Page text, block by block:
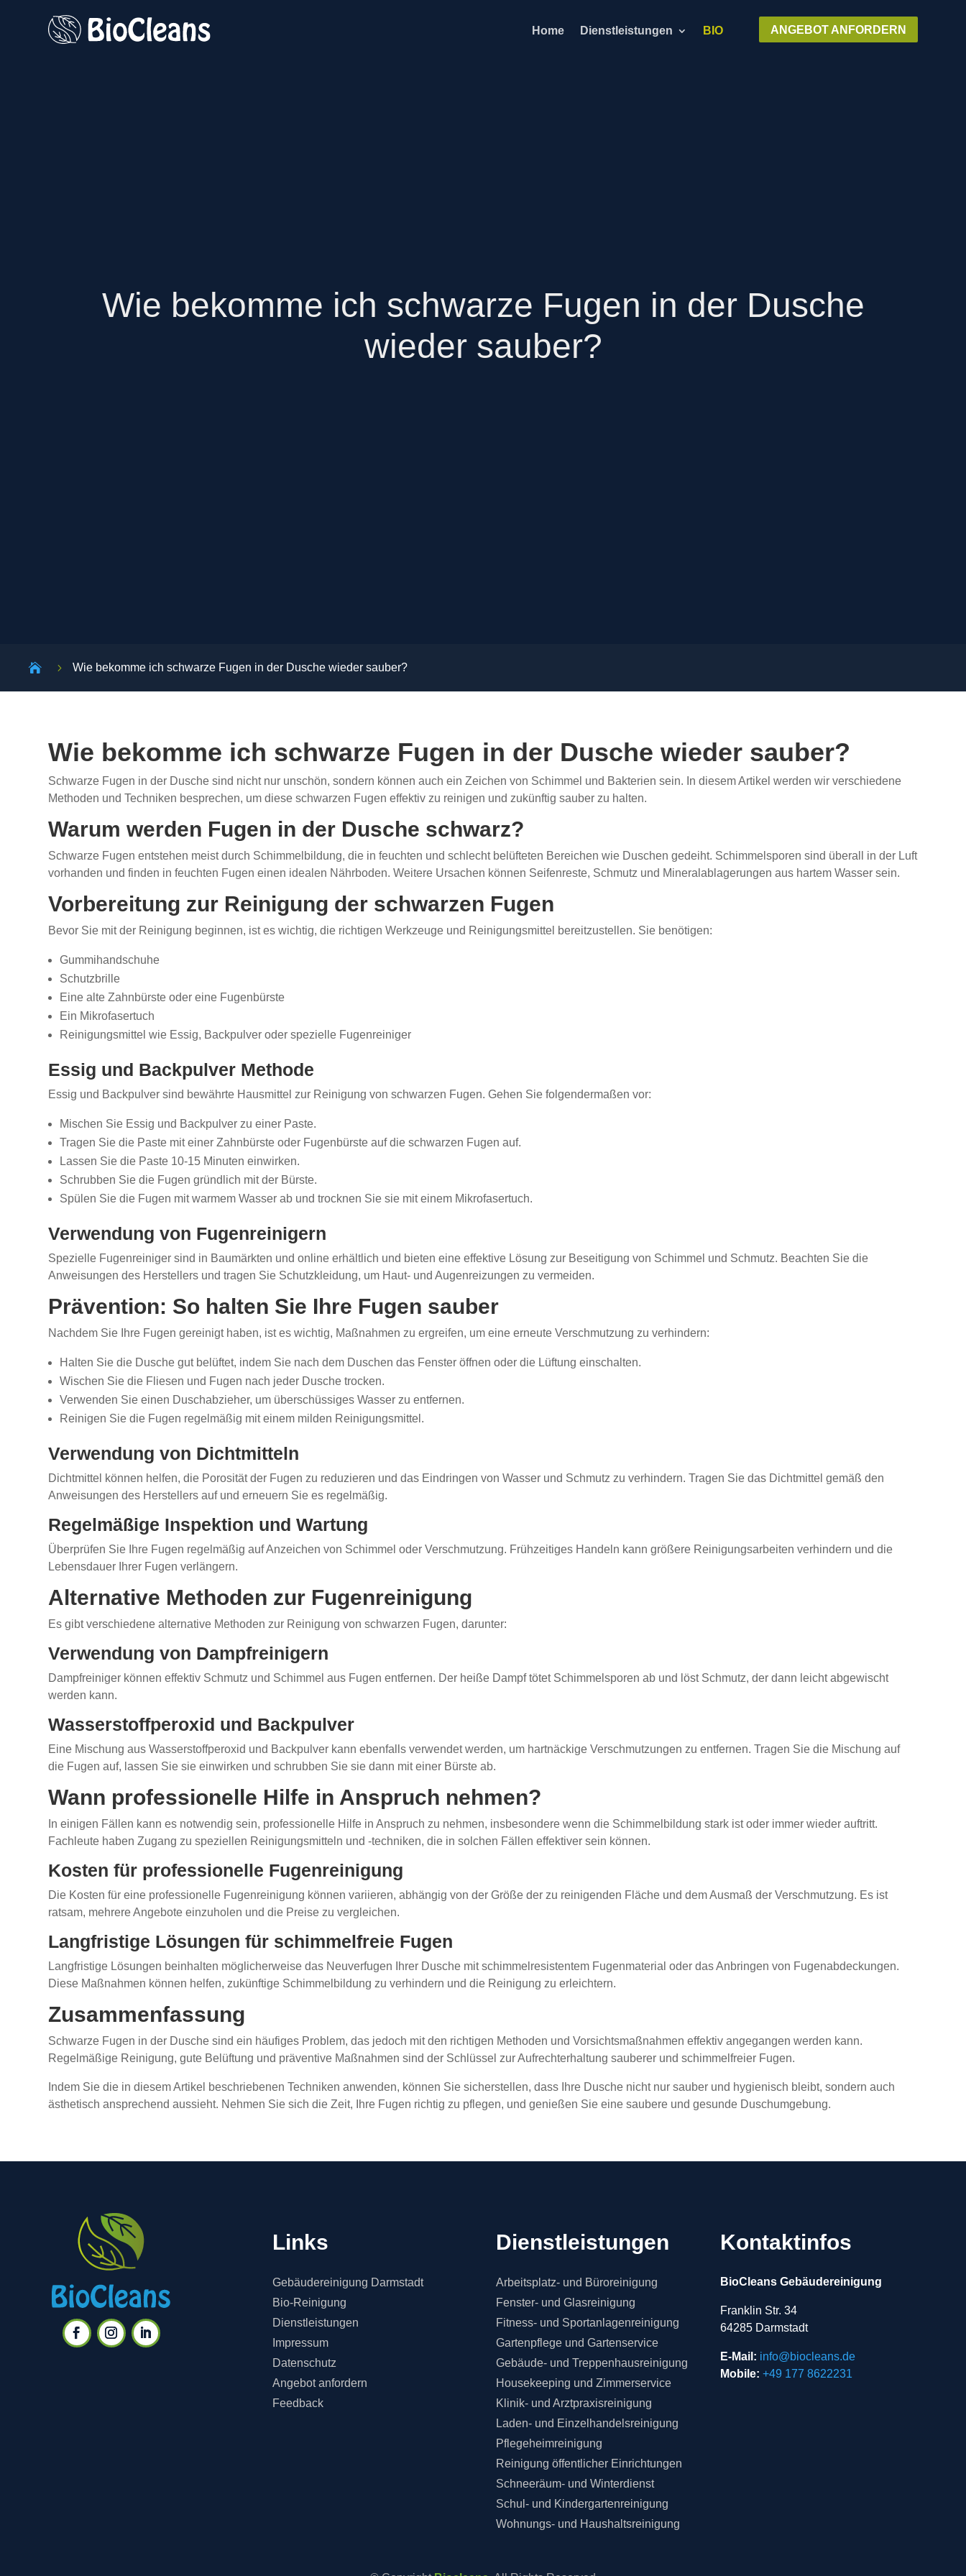
Home Dienstleistungen BIO ANGEBOT ANFORDERN
Wie bekomme ich schwarze Fugen in der Dusche
wieder sauber?
 5 Wie bekomme ich schwarze Fugen in der Dusche wieder sauber?
Wie bekomme ich schwarze Fugen in der Dusche wieder sauber?
Schwarze Fugen in der Dusche sind nicht nur unschön, sondern können auch ein Zeichen von Schimmel und Bakterien sein. In diesem Artikel werden wir verschiedene
Methoden und Techniken besprechen, um diese schwarzen Fugen effektiv zu reinigen und zukünftig sauber zu halten.
Warum werden Fugen in der Dusche schwarz?
Schwarze Fugen entstehen meist durch Schimmelbildung, die in feuchten und schlecht belüfteten Bereichen wie Duschen gedeiht. Schimmelsporen sind überall in der Luft
vorhanden und finden in feuchten Fugen einen idealen Nährboden. Weitere Ursachen können Seifenreste, Schmutz und Mineralablagerungen aus hartem Wasser sein.
Vorbereitung zur Reinigung der schwarzen Fugen
Bevor Sie mit der Reinigung beginnen, ist es wichtig, die richtigen Werkzeuge und Reinigungsmittel bereitzustellen. Sie benötigen:
Gummihandschuhe
Schutzbrille
Eine alte Zahnbürste oder eine Fugenbürste
Ein Mikrofasertuch
Reinigungsmittel wie Essig, Backpulver oder spezielle Fugenreiniger
Essig und Backpulver Methode
Essig und Backpulver sind bewährte Hausmittel zur Reinigung von schwarzen Fugen. Gehen Sie folgendermaßen vor:
Mischen Sie Essig und Backpulver zu einer Paste.
Tragen Sie die Paste mit einer Zahnbürste oder Fugenbürste auf die schwarzen Fugen auf.
Lassen Sie die Paste 10-15 Minuten einwirken.
Schrubben Sie die Fugen gründlich mit der Bürste.
Spülen Sie die Fugen mit warmem Wasser ab und trocknen Sie sie mit einem Mikrofasertuch.
Verwendung von Fugenreinigern
Spezielle Fugenreiniger sind in Baumärkten und online erhältlich und bieten eine effektive Lösung zur Beseitigung von Schimmel und Schmutz. Beachten Sie die
Anweisungen des Herstellers und tragen Sie Schutzkleidung, um Haut- und Augenreizungen zu vermeiden.
Prävention: So halten Sie Ihre Fugen sauber
Nachdem Sie Ihre Fugen gereinigt haben, ist es wichtig, Maßnahmen zu ergreifen, um eine erneute Verschmutzung zu verhindern:
Halten Sie die Dusche gut belüftet, indem Sie nach dem Duschen das Fenster öffnen oder die Lüftung einschalten.
Wischen Sie die Fliesen und Fugen nach jeder Dusche trocken.
Verwenden Sie einen Duschabzieher, um überschüssiges Wasser zu entfernen.
Reinigen Sie die Fugen regelmäßig mit einem milden Reinigungsmittel.
Verwendung von Dichtmitteln
Dichtmittel können helfen, die Porosität der Fugen zu reduzieren und das Eindringen von Wasser und Schmutz zu verhindern. Tragen Sie das Dichtmittel gemäß den
Anweisungen des Herstellers auf und erneuern Sie es regelmäßig.
Regelmäßige Inspektion und Wartung
Überprüfen Sie Ihre Fugen regelmäßig auf Anzeichen von Schimmel oder Verschmutzung. Frühzeitiges Handeln kann größere Reinigungsarbeiten verhindern und die
Lebensdauer Ihrer Fugen verlängern.
Alternative Methoden zur Fugenreinigung
Es gibt verschiedene alternative Methoden zur Reinigung von schwarzen Fugen, darunter:
Verwendung von Dampfreinigern
Dampfreiniger können effektiv Schmutz und Schimmel aus Fugen entfernen. Der heiße Dampf tötet Schimmelsporen ab und löst Schmutz, der dann leicht abgewischt
werden kann.
Wasserstoffperoxid und Backpulver
Eine Mischung aus Wasserstoffperoxid und Backpulver kann ebenfalls verwendet werden, um hartnäckige Verschmutzungen zu entfernen. Tragen Sie die Mischung auf
die Fugen auf, lassen Sie sie einwirken und schrubben Sie sie dann mit einer Bürste ab.
Wann professionelle Hilfe in Anspruch nehmen?
In einigen Fällen kann es notwendig sein, professionelle Hilfe in Anspruch zu nehmen, insbesondere wenn die Schimmelbildung stark ist oder immer wieder auftritt.
Fachleute haben Zugang zu speziellen Reinigungsmitteln und -techniken, die in solchen Fällen effektiver sein können.
Kosten für professionelle Fugenreinigung
Die Kosten für eine professionelle Fugenreinigung können variieren, abhängig von der Größe der zu reinigenden Fläche und dem Ausmaß der Verschmutzung. Es ist
ratsam, mehrere Angebote einzuholen und die Preise zu vergleichen.
Langfristige Lösungen für schimmelfreie Fugen
Langfristige Lösungen beinhalten möglicherweise das Neuverfugen Ihrer Dusche mit schimmelresistentem Fugenmaterial oder das Anbringen von Fugenabdeckungen.
Diese Maßnahmen können helfen, zukünftige Schimmelbildung zu verhindern und die Reinigung zu erleichtern.
Zusammenfassung
Schwarze Fugen in der Dusche sind ein häufiges Problem, das jedoch mit den richtigen Methoden und Vorsichtsmaßnahmen effektiv angegangen werden kann.
Regelmäßige Reinigung, gute Belüftung und präventive Maßnahmen sind der Schlüssel zur Aufrechterhaltung sauberer und schimmelfreier Fugen.
Indem Sie die in diesem Artikel beschriebenen Techniken anwenden, können Sie sicherstellen, dass Ihre Dusche nicht nur sauber und hygienisch bleibt, sondern auch
ästhetisch ansprechend aussieht. Nehmen Sie sich die Zeit, Ihre Fugen richtig zu pflegen, und genießen Sie eine saubere und gesunde Duschumgebung.
Links
Gebäudereinigung Darmstadt
Bio-Reinigung
Dienstleistungen
Impressum
Datenschutz
Angebot anfordern
Feedback
Dienstleistungen
Arbeitsplatz- und Büroreinigung
Fenster- und Glasreinigung
Fitness- und Sportanlagenreinigung
Gartenpflege und Gartenservice
Gebäude- und Treppenhausreinigung
Housekeeping und Zimmerservice
Klinik- und Arztpraxisreinigung
Laden- und Einzelhandelsreinigung
Pflegeheimreinigung
Reinigung öffentlicher Einrichtungen
Schneeräum- und Winterdienst
Schul- und Kindergartenreinigung
Wohnungs- und Haushaltsreinigung
Kontaktinfos
BioCleans Gebäudereinigung
Franklin Str. 34
64285 Darmstadt
E-Mail: info@biocleans.de
Mobile: +49 177 8622231